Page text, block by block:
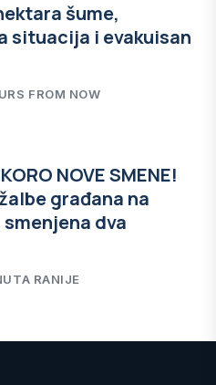
šume,
situacija i evakuisan
FROM NOW
NOVE SMENE!
građana na
smenjena dva
RANIJE